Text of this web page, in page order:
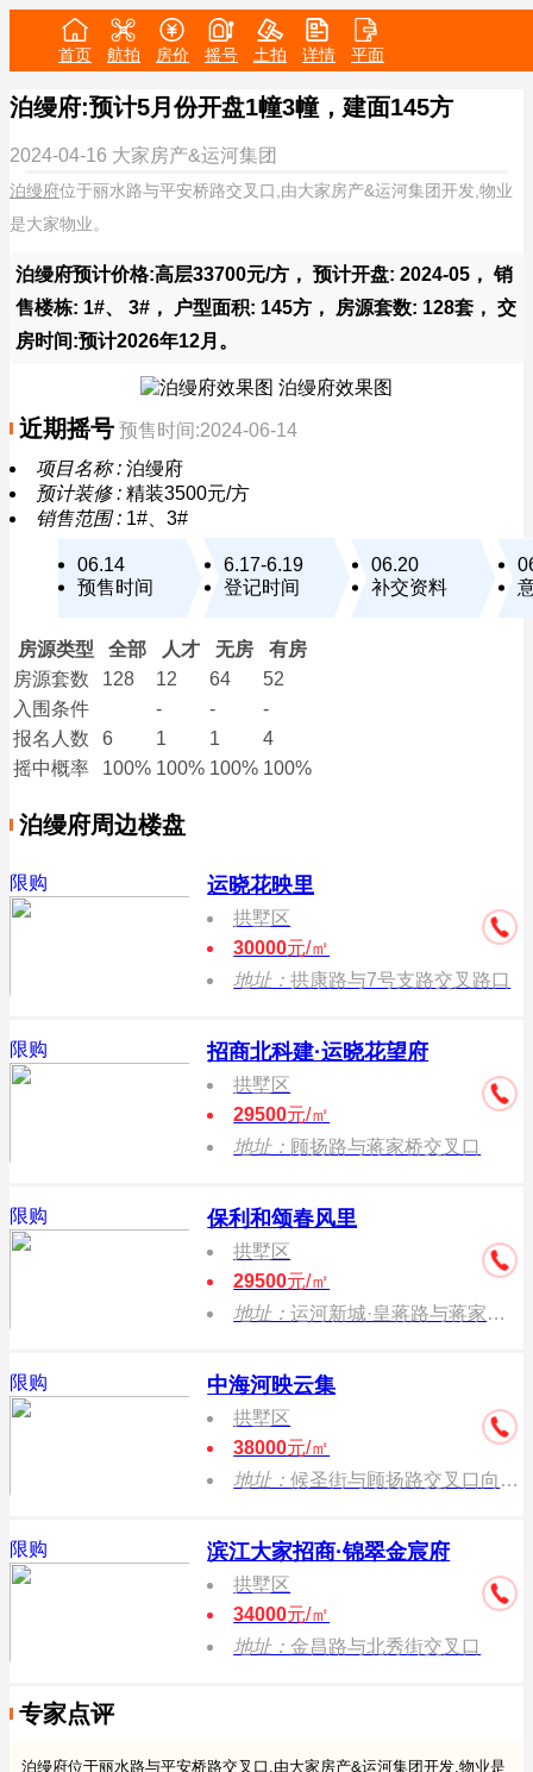
首页 航拍 房价 摇号 土拍 详情 平面
泊缦府:预计5月份开盘1幢3幢，建面145方
2024-04-16 大家房产&运河集团
泊缦府位于丽水路与平安桥路交叉口,由大家房产&运河集团开发,物业
是大家物业。
泊缦府预计价格:高层33700元/方， 预计开盘: 2024-05， 销
售楼栋: 1#、 3#， 户型面积: 145方， 房源套数: 128套， 交
房时间:预计2026年12月。
泊缦府效果图
近期摇号 预售时间:2024-06-14
项目名称 : 泊缦府
预计装修 : 精装3500元/方
销售范围 : 1#、3#
06.14
预售时间
6.17-6.19
登记时间
06.20
补交资料
房源类型 全部 人才 无房
有房
房源套数
128 12 64
52
入围条件
- -
-
报名 人数 6 1 1
4
摇中概率
100% 100% 100% 100%
泊缦府周边楼盘
限购 运晓花映里
拱墅区
30000元/㎡
地址：拱康路与7号支路交叉路口
限购 招商北科建·运晓花望府
拱墅区
29500元/㎡
地址： 顾扬路与蒋家桥交叉口
限购 保利和颂春风里
拱墅区
29500元/㎡
地址：运河新城·皇蒋路与蒋家桥路交汇处
限购 中海河映云集
拱墅区
38000元/㎡
地址：候圣街与顾扬路交叉口向东50米
限购 滨江大家招商·锦翠金宸府
拱墅区
34000元/㎡
地址： 金昌路与北秀街交叉口
专家点评
泊缦府位于丽水路与平安桥路交叉口,由大家房产&运河集团开发,物业是